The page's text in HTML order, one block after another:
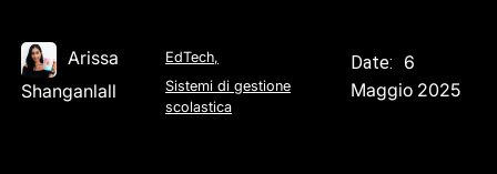
Arissa
Shanganlall
EdTech,
Sistemi di gestione
scolastica
Date:
6
Maggio 2025